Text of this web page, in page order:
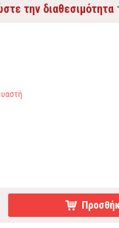
την διαθεσιμότητα